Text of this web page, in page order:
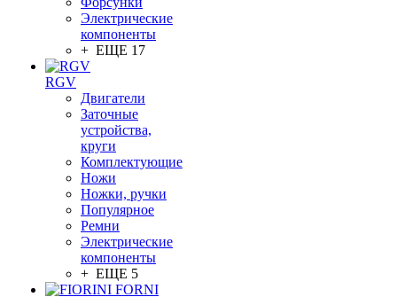
Электрические
компоненты
+ ЕЩЕ 17
RGV
Двигатели
Заточные
устройства,
круги
Комплектующие
Ножи
Ножки, ручки
Популярное
Ремни
Электрические
компоненты
+ ЕЩЕ 5